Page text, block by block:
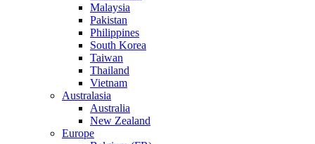
Malaysia
Pakistan
Philippines
South Korea
Taiwan
Thailand
Vietnam
Australasia
Australia
New Zealand
Europe